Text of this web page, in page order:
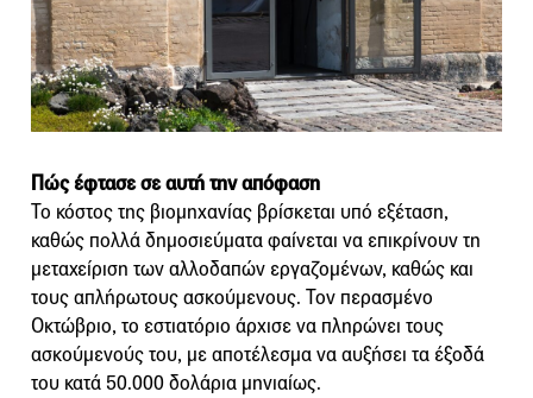
Πώς έφτασε σε αυτή την απόφαση
Το κόστος της βιομηχανίας βρίσκεται υπό εξέταση,
καθώς πολλά δημοσιεύματα φαίνεται να επικρίνουν τη
μεταχείριση των αλλοδαπών εργαζομένων, καθώς και
τους απλήρωτους ασκούμενους. Τον περασμένο
Οκτώβριο, το εστιατόριο άρχισε να πληρώνει τους
ασκούμενούς του, με αποτέλεσμα να αυξήσει τα έξοδά
του κατά 50.000 δολάρια μηνιαίως.